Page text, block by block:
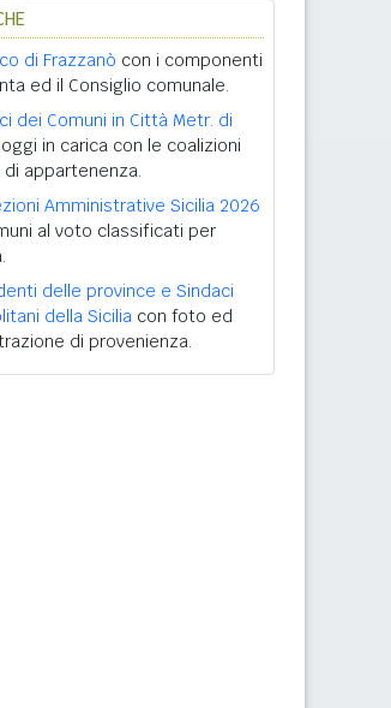
di Frazzanò con i componenti
ed il Consiglio comunale.
dei Comuni in Città Metr. di
oggi in carica con le coalizioni
appartenenza.
Amministrative Sicilia 2026
al voto classificati per
delle province e Sindaci
della Sicilia con foto ed
di provenienza.